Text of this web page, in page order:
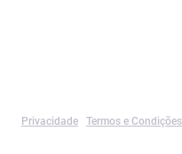
Privacidade Termos e Condições